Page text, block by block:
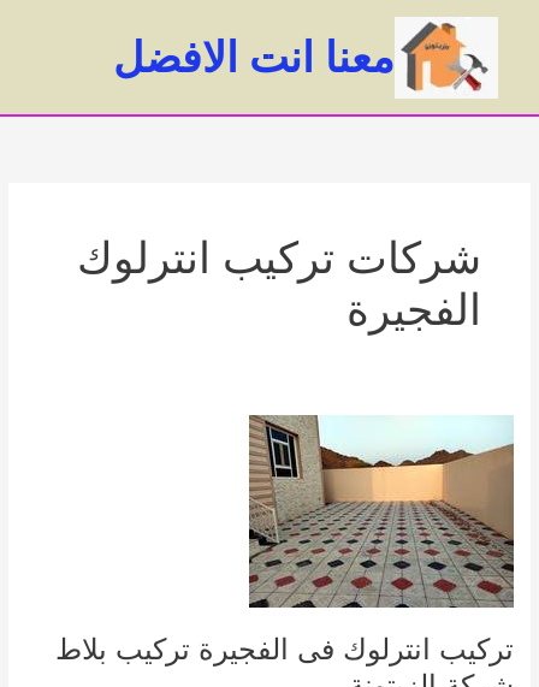
المحتوى
معنا انت الافضل
شركات تركيب انترلوك
الفجيرة
تركيب انترلوك فى الفجيرة تركيب بلاط